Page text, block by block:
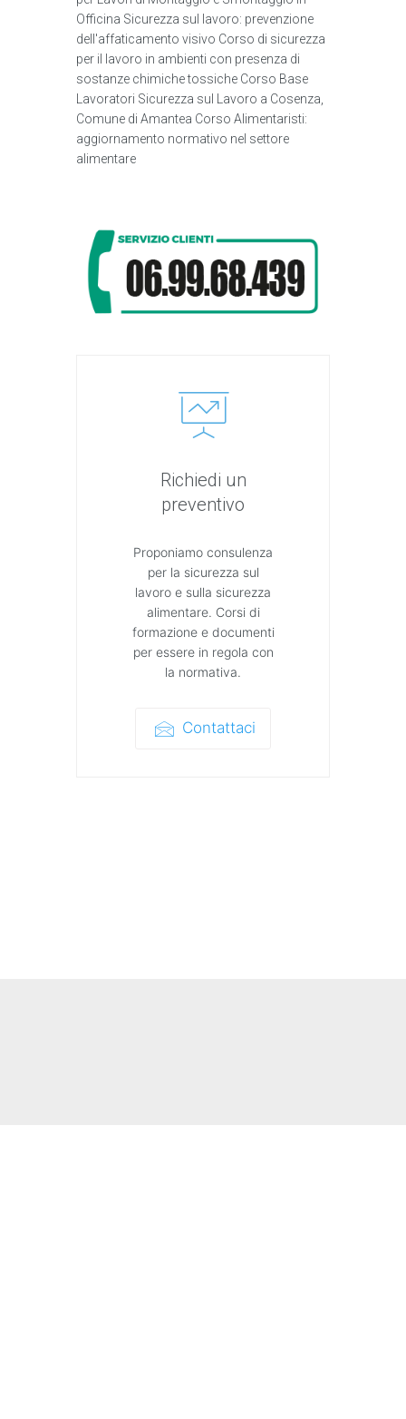
Officina Sicurezza sul lavoro: prevenzione
dell'affaticamento visivo Corso di sicurezza
per il lavoro in ambienti con presenza di
sostanze chimiche tossiche Corso Base
Lavoratori Sicurezza sul Lavoro a Cosenza,
Comune di Amantea Corso Alimentaristi:
aggiornamento normativo nel settore
alimentare
Richiedi un
preventivo
Proponiamo consulenza
per la sicurezza sul
lavoro e sulla sicurezza
alimentare. Corsi di
formazione e documenti
per essere in regola con
la normativa.
Contattaci